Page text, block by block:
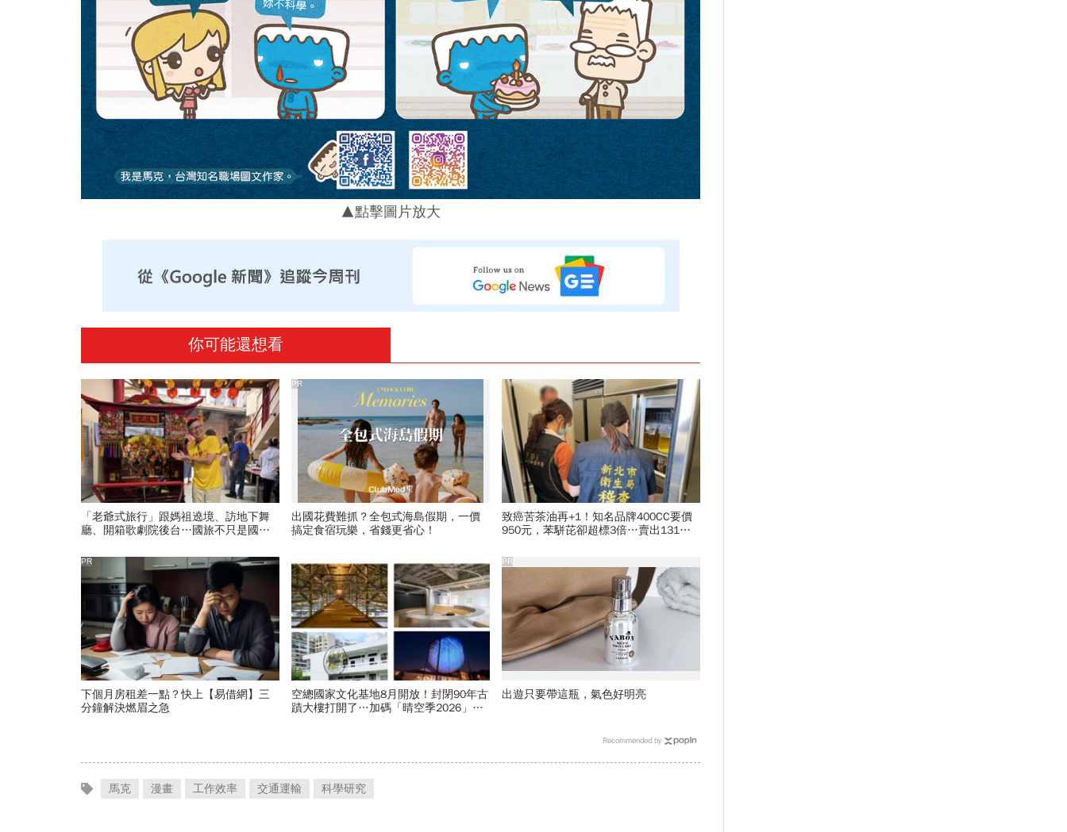
▲點擊圖片放大
你可能還想看
「老爺式旅行」跟媽祖遶境、訪地下舞
廳、開箱歌劇院後台…國旅不只是國
出國花費難抓？全包式海島假期，一價
搞定食宿玩樂，省錢更省心！
PR
致癌苦茶油再+1！知名品牌400CC要價
950元，苯駢芘卻超標3倍…賣出131瓶
下個月房租差一點？快上【易借網】三
分鐘解決燃眉之急
PR
空總國家文化基地8月開放！封閉90年古
蹟大樓打開了…加碼「晴空季2026」這
出遊只要帶這瓶，氣色好明亮
PR
Recommended by
馬克 漫畫 工作效率 交通運輸 科學研究